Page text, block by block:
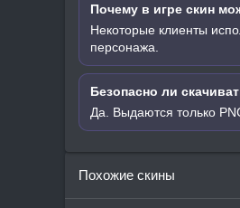
Почему в игре скин
Некоторые клиенты
персонажа.
Безопасно ли
Да. Выдаются только
Похожие скины